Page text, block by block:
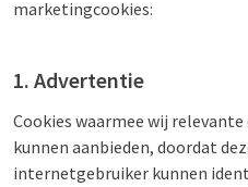
marketingcookies:
1. Advertentie
Cookies waarmee wij
kunnen aanbieden, doordat
internetgebruiker kunnen